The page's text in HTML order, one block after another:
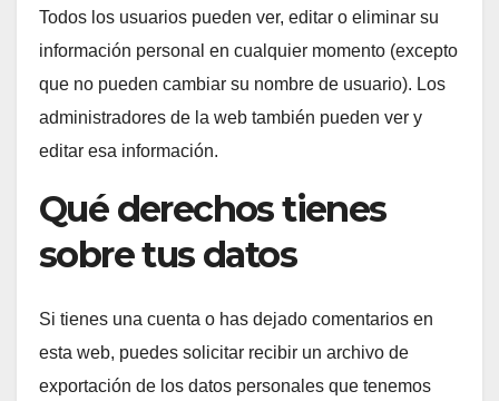
Todos los usuarios pueden ver, editar o eliminar su
información personal en cualquier momento (excepto
que no pueden cambiar su nombre de usuario). Los
administradores de la web también pueden ver y
editar esa información.
Qué derechos tienes
sobre tus datos
Si tienes una cuenta o has dejado comentarios en
esta web, puedes solicitar recibir un archivo de
exportación de los datos personales que tenemos